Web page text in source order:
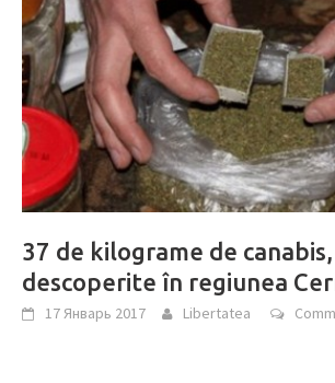
37 de kilograme de canabis,
descoperite în regiunea
17 Январь 2017 Libertatea